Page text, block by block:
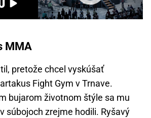
MMA
pretože chcel vyskúšať
Fight Gym v Trnave.
bujarom životnom štýle sa mu
súbojoch zrejme hodili. Ryšavý